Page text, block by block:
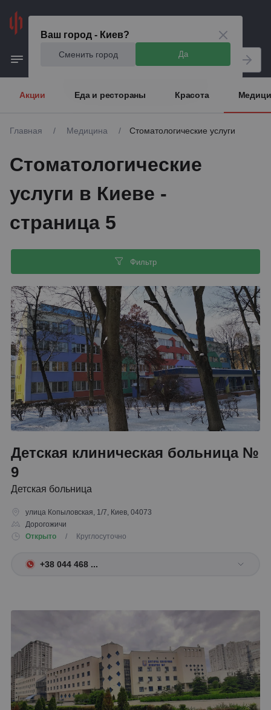
Ваш город - Киев?
Сменить город Да
Акции Еда и рестораны Красота
Главная / Медицина / Стоматологические услуги
Стоматологические
услуги в Киеве -
страница 5
Фильтр
Детская клиническая больница №
9
Детская больница
улица Копыловская, 1/7, Киев, 04073
Дорогожичи
Открыто
/ Круглосуточно
+38 044 468 ...